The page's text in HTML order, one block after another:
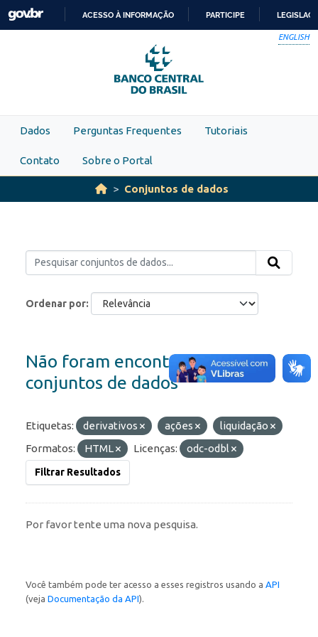
Skip to main content
PARA
O
CONTEÚDO
ACESSO À INFORMAÇÃO PARTICIPE
ENGLISH
Dados Perguntas Frequentes Tutoriais
Contato Sobre o Portal
Conjuntos de dados
Ordenar por
Não foram encontrados
conjuntos de dados
Etiquetas: derivativos ações
liquidação
Formatos:
HTML Licenças: odc-odbl
Filtrar Resultados
Por favor tente uma nova pesquisa.
Você também pode ter acesso a esses registros usando a API
(veja Documentação da API).